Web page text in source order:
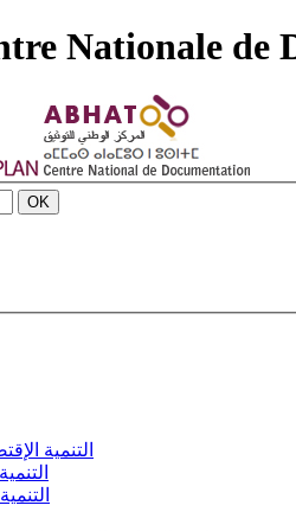
Nationale de
التنمية